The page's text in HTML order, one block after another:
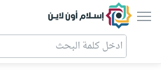
إسلام أون لاين